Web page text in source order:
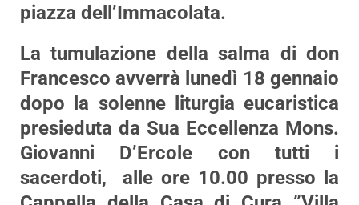
piazza dell’Immacolata.
La tumulazione della salma di don
Francesco avverrà lunedì 18 gennaio
dopo la solenne liturgia eucaristica
presieduta da Sua Eccellenza Mons.
Giovanni D’Ercole con tutti i
sacerdoti, alle ore 10.00 presso la